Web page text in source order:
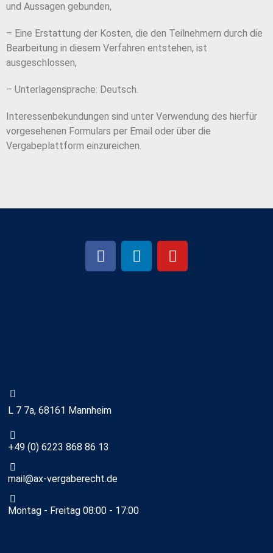
und Aussagen gebunden,
– Eine Erstattung der Kosten, die den Teilnehmern durch die
Bearbeitung in diesem Verfahren entstehen, ist
ausgeschlossen,
– Unterlagensprache: Deutsch.
Interessenbekundungen sind unter Verwendung des hierfür
vorgesehenen Formulars per Email oder über die
Vergabeplattform einzureichen.
L 7 7a, 68161 Mannheim
+49 (0) 6223 868 86 13
mail@ax-vergaberecht.de
Montag - Freitag 08:00 - 17:00